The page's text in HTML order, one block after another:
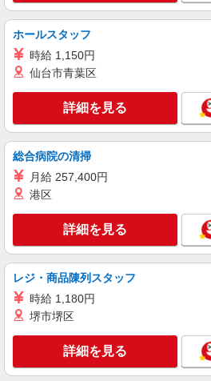
月給214,500円〜
よる ※試用期間（3
東京都千代田区
契約社員
婦人服 丸井有楽町店
日給9,500円〜
丸井有楽町店 （
キープ
アルバイト パート
ABCマート
［アルバイト・パ
生：時給1,226円以上
アトレ秋葉原1：
ホールスタッフ
時給 1,150円
仙台市青葉区
詳細を見る
総合病院の清掃
月給 257,400円
港区
詳細を見る
レジ・商品陳列スタッフ
時給 1,180円
堺市堺区
詳細を見る